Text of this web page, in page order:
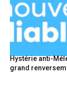
Hystérie anti-
grand